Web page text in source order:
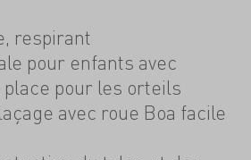
respirant
pour enfants avec
place pour les orteils
avec roue Boa facile